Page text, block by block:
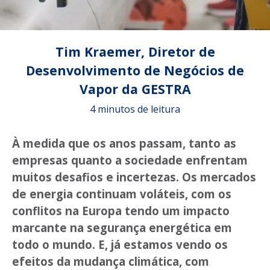
Tim Kraemer, Diretor de
Desenvolvimento de Negócios de
Vapor da GESTRA
4 minutos de leitura
À medida que os anos passam, tanto as
empresas quanto a sociedade enfrentam
muitos desafios e incertezas. Os mercados
de energia continuam voláteis, com os
conflitos na Europa tendo um impacto
marcante na segurança energética em
todo o mundo. E, já estamos vendo os
efeitos da mudança climática, com